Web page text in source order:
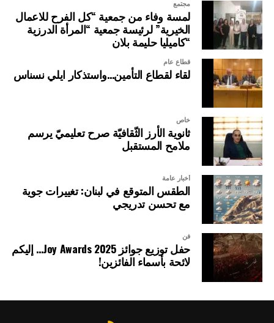
مجتمع
لمسة وفاء من جمعية “كل الفرح للاعمال
الخيرية” لرئيسة جمعية “المرأة الدرزية
“كاميليا حليمة بلان
قطاع عام
لقاء لقطاع التأمين…واستذكار ايلي نسناس
خاص
ثانوية الأرز الثّقافيّة صرح تعليميّ يرسم
ملامح المستقبل
أخبار عامة
الطقس المتوقع في لبنان: تغييرات جوية
مع تحسن تدريجي
فن
حفل توزيع جوائز Joy Awards 2025… إليكم
لائحة بأسماء الفائزين!